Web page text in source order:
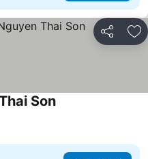
分享 加
Son查看價格